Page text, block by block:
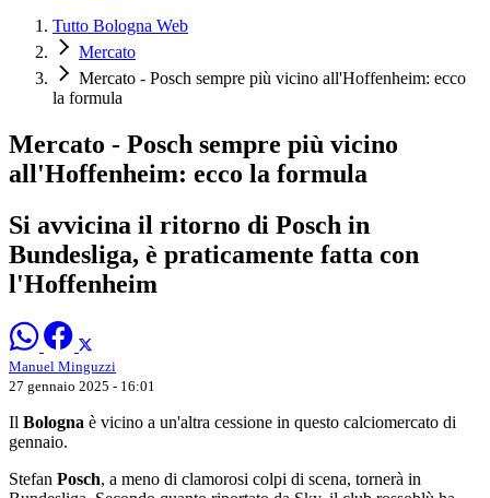
Tutto Bologna Web
Mercato
Mercato - Posch sempre più vicino all'Hoffenheim: ecco
la formula
Mercato - Posch sempre più vicino
all'Hoffenheim: ecco la formula
Si avvicina il ritorno di Posch in
Bundesliga, è praticamente fatta con
l'Hoffenheim
Manuel Minguzzi
27 gennaio 2025 - 16:01
Il Bologna è vicino a un'altra cessione in questo calciomercato di
gennaio.
Stefan Posch, a meno di clamorosi colpi di scena, tornerà in